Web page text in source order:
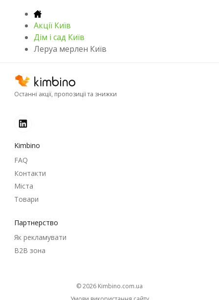
Акції Київ
Дім і сад Київ
Леруа мерлен Київ
Останні акції, пропозиції та знижки
Kimbino
FAQ
Контакти
Міста
Товари
Партнерство
Як рекламувати
B2B зона
© 2026
kimbino.com.ua